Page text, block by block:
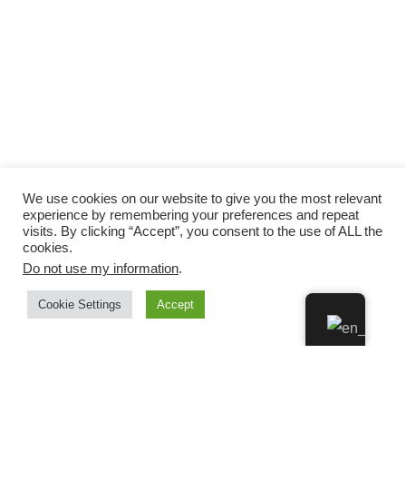
We use cookies on our website to give you the most relevant
experience by remembering your preferences and repeat
visits. By clicking “Accept”, you consent to the use of ALL the
cookies.
Do not use my information.
Cookie Settings Accept